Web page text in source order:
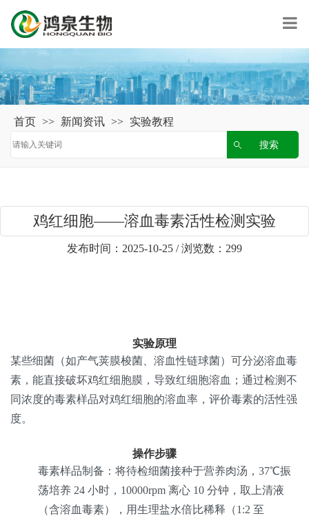
首页 >> 新闻资讯 >> 实验教程
鸡红细胞——溶血毒素活性检测实验
发布时间：2025-10-25 / 浏览数：299
实验原理
某些细菌（如产气荚膜梭菌、溶血性链球菌）可分泌溶血毒
素，能直接破坏鸡红细胞膜，导致红细胞溶血；通过检测不
同浓度的毒素样品对鸡红细胞的溶血率，评价毒素的活性强
度。
操作步骤
毒素样品制备 ：将待检细菌接种于营养肉汤，37℃振
荡培养 24 小时，10000rpm 离心 10 分钟，取上清液
（含溶血毒素），用生理盐水倍比稀释（1:2 至